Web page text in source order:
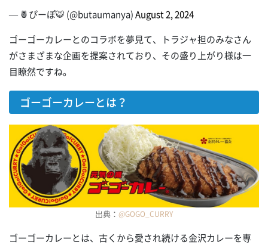
— 🍍ぴーぽ🐯 (@butaumanya)August 2, 2024
ゴーゴーカレーとのコラボを夢見て、トラジャ担のみなさん
がさまざまな企画を提案されており、その盛り上がり様は一
目瞭然ですね。
ゴーゴーカレーとは？
出典： @GOGO_CURRY
ゴーゴーカレーとは、古くから愛され続ける金沢カレーを専